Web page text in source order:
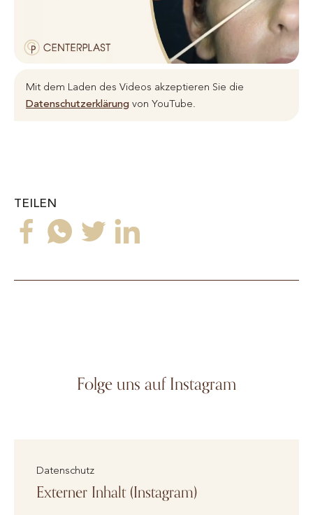
Mit dem Laden des Videos akzeptieren Sie die
Datenschutzerklärung von YouTube.
TEILEN
Folge uns auf Instagram
Datenschutz
Externer Inhalt (Instagram)